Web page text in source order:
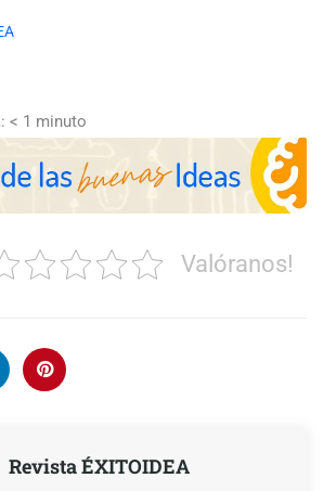
< 1 minuto
Valóranos!
Revista ÉXITOIDEA